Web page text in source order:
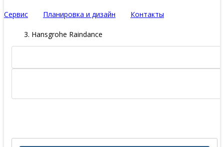
Сервис Планировка и дизайн Контакты
Hansgrohe Raindance